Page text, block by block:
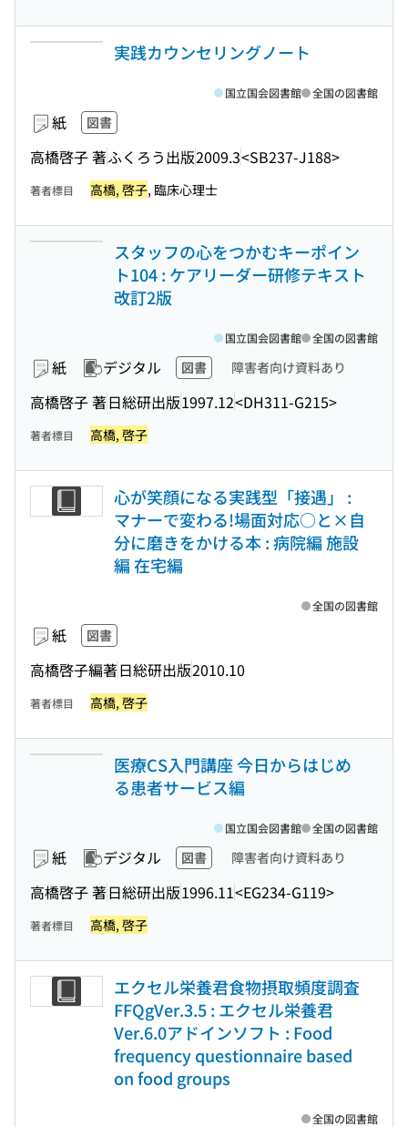
実践カウンセリングノート
紙 図書
高橋啓子 著ふくろう出版2009.3<SB237-J188>
国立国会図書館 全国の図書館
著者標目 高橋, 啓子, 臨床心理士
スタッフの心をつかむキーポイン
ト104 : ケアリーダー研修テキスト
改訂2版
紙 デジタル 図書 障害者向け資料あり
高橋啓子 著日総研出版1997.12<DH311-G215>
国立国会図書館 全国の図書館
著者標目 高橋, 啓子
心が笑顔になる実践型「接遇」 :
マナーで変わる!場面対応○と×自
分に磨きをかける本 : 病院編 施設
編 在宅編
紙 図書
高橋啓子編著日総研出版2010.10
全国の図書館
著者標目 高橋, 啓子
医療CS入門講座 今日からはじめ
る患者サービス編
紙 デジタル 図書 障害者向け資料あり
高橋啓子 著日総研出版1996.11<EG234-G119>
国立国会図書館 全国の図書館
著者標目 高橋, 啓子
エクセル栄養君食物摂取頻度調査
FFQgVer.3.5 : エクセル栄養君
Ver.6.0アドインソフト : Food
frequency questionnaire based
on food groups
全国の図書館